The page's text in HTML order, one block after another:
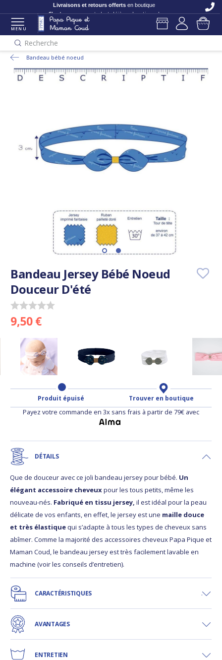
Livraisons et retours offerts en boutique
C'est nouveau et c'est déjà en boutique !
MENU
Recherche
Bandeau bébé noeud
Bandeau Jersey Bébé Noeud
Douceur D'été
9,50 €
Produit épuisé Trouver en boutique
Payez votre commande en 3x sans frais à partir de 79€ avec
DÉTAILS
Que de douceur avec ce joli bandeau jersey pour bébé. Un
élégant accessoire cheveuxpour les tous petits, même les
nouveau-nés. Fabriqué en tissu jersey, il est idéal pour la peau
délicate de vos enfants, en effet, le jersey est une maille douce
et très élastiquequi s’adapte à tous les types de cheveux sans
abîmer. Comme la majorité des accessoires cheveux Papa Pique et
Maman Coud, le bandeau jersey est très facilement lavable en
machine (voir les conseils d’entretien).
CARACTÉRISTIQUES
AVANTAGES
ENTRETIEN